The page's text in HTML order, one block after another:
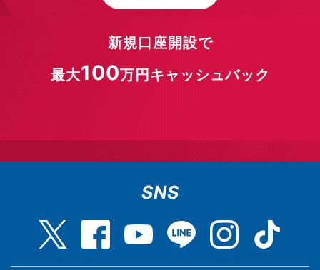
新規口座開設で
最大100万円キャッシュバック
SNS